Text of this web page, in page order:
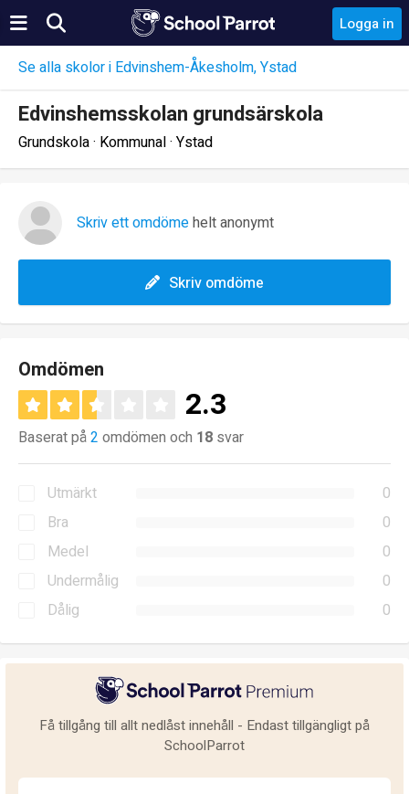
Logga in
Se alla skolor i Edvinshem-Åkesholm, Ystad
Edvinshemsskolan grundsärskola
Grundskola · Kommunal · Ystad
Skriv ett omdömehelt anonymt
Skriv omdöme
Omdömen
2.3
Baserat på2 omdömen och 18 svar
Utmärkt
0
Bra
0
Medel
0
Undermålig
0
Dålig
0
Få tillgång till allt nedlåst innehåll - Endast tillgängligt på
SchoolParrot